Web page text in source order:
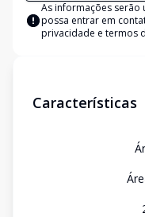
As informações serão
possa entrar em
privacidade e termos
Características